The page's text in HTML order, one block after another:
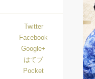
Twitter
Facebook
Google+
はてブ
Pocket